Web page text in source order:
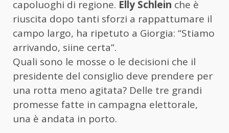
capoluoghi di regione. Elly Schlein che è
riuscita dopo tanti sforzi a rappattumare il
campo largo, ha ripetuto a Giorgia: “Stiamo
arrivando, siine certa”.
Quali sono le mosse o le decisioni che il
presidente del consiglio deve prendere per
una rotta meno agitata? Delle tre grandi
promesse fatte in campagna elettorale,
una è andata in porto.